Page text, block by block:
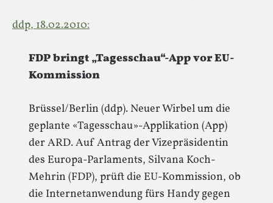
ddp, 18.02.2010:
FDP bringt „Tagesschau“-App vor EU-
Kommission
Brüssel/Berlin (ddp). Neuer Wirbel um die
geplante «Tagesschau»-Applikation (App)
der ARD. Auf Antrag der Vizepräsidentin
des Europa-Parlaments, Silvana Koch-
Mehrin (FDP), prüft die EU-Kommission, ob
die Internetanwendung fürs Handy gegen